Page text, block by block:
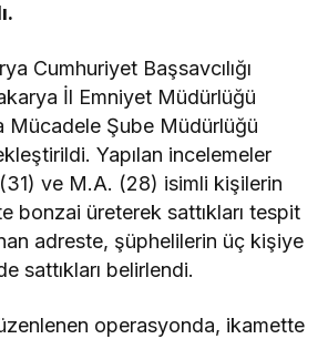
Cumhuriyet Başsavcılığı
İl Emniyet Müdürlüğü
Mücadele Şube Müdürlüğü
Yapılan incelemeler
ve M.A. (28) isimli kişilerin
bonzai üreterek sattıkları tespit
adreste, şüphelilerin üç kişiye
sattıkları belirlendi.
operasyonda, ikamette